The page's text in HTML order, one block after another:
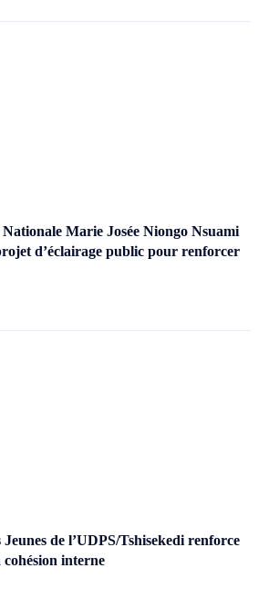
Marie Josée Niongo Nsuami
d’éclairage public pour renforcer
de l’UDPS/Tshisekedi renforce
cohésion interne